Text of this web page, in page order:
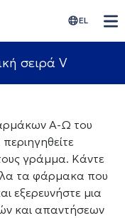
EL
σειρά V
Α-Ω του
γράμμα. Κάντε
τα φάρμακα που
εξερευνήστε μια
και απαντήσεων